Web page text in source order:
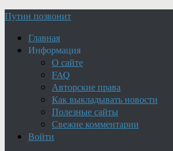
Путин позвонит
Главная
Информация
О сайте
FAQ
Авторские права
Как выкладывать новости
Полезные сайты
Свежие комментарии
Войти